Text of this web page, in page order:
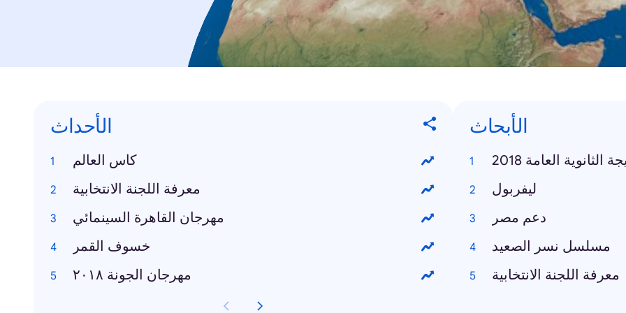
الأحداث
كاس العالم
معرفة اللجنة الانتخابية
مهرجان القاهرة السينمائي
خسوف القمر
مهرجان الجونة ٢٠١٨
الأبحاث
الثانوية العامة 2018
ليفربول
دعم مصر
مسلسل نسر الصعيد
معرفة اللجنة الانتخابية